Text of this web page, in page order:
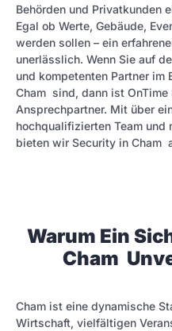
Behörden und Privatkunden
Egal ob Werte, Gebäude,
werden sollen – ein
unerlässlich. Wenn Sie auf
und kompetenten Partner im
Cham sind, dann ist
Ansprechpartner. Mit über
hochqualifizierten Team und
bieten wir Security in Cham
Warum Ein
Cham
Cham ist eine dynamische
Wirtschaft, vielfältigen